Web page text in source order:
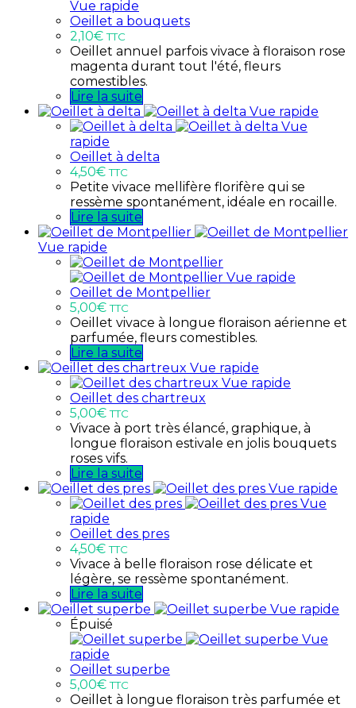
Vue rapide
Oeillet a bouquets
2,10€ TTC
Oeillet annuel parfois vivace à floraison rose
magenta durant tout l'été, fleurs
comestibles.
Lire la suite
Vue rapide
Vue
rapide
Oeillet à delta
4,50€ TTC
Petite vivace mellifère florifère qui se
ressème spontanément, idéale en rocaille.
Lire la suite
Vue rapide
Vue rapide
Oeillet de Montpellier
5,00€ TTC
Oeillet vivace à longue floraison aérienne et
parfumée, fleurs comestibles.
Lire la suite
Vue rapide
Vue rapide
Oeillet des chartreux
5,00€ TTC
Vivace à port très élancé, graphique, à
longue floraison estivale en jolis bouquets
roses vifs.
Lire la suite
Vue rapide
Vue
rapide
Oeillet des pres
4,50€ TTC
Vivace à belle floraison rose délicate et
légère, se ressème spontanément.
Lire la suite
Vue rapide
Épuisé
Vue
rapide
Oeillet superbe
5,00€ TTC
Oeillet à longue floraison très parfumée et